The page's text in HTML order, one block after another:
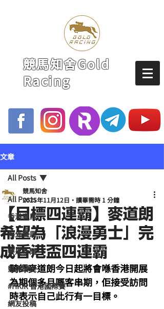
競馬知舍Gold
Racing
文章
All Posts
香港賽馬
海外賽馬
賽馬新聞
競馬磚提
#HKIR 香港國際賽
網友投稿
All Posts
【目標四連霸】麥道朗
希望為「浪漫勇士」完
成香港盃四連霸
競馬知舍
2025年11月12日
讀畢需時 1 分鐘
騎師麥道朗今日起將會喺香港開展
為期個多月嘅客串期，佢接受訪問
時表示自己此行有一目標。